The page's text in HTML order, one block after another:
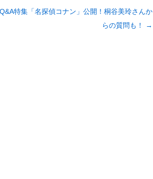
Q&A特集「名探偵コナン」公開！桐谷美玲さんか
らの質問も！
→